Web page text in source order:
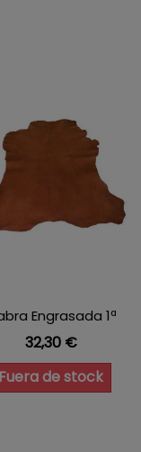
Engrasada 1ª
Precio
32,30 €
Fuera de stock